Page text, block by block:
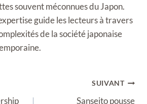
souvent méconnues du Japon.
guide les lecteurs à travers
de la société japonaise
SUIVANT
Sanseito pousse